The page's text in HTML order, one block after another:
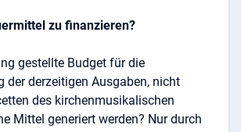
zu finanzieren?
gestellte Budget für die
derzeitigen Ausgaben, nicht
des kirchenmusikalischen
Mittel generiert werden? Nur durch